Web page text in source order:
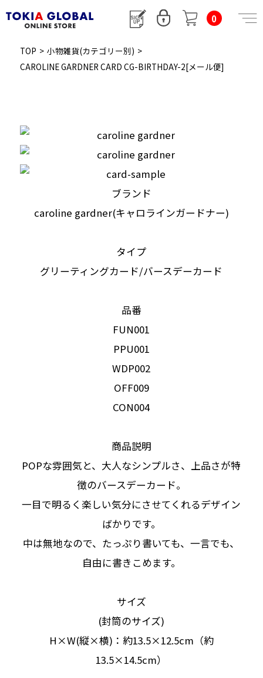
0
TOP > 小物雑貨(カテゴリー別) >
CAROLINE GARDNER CARD CG-BIRTHDAY-2[メール便]
ブランド
caroline gardner(キャロラインガードナー)
タイプ
グリーティングカード/バースデーカード
品番
FUN001
PPU001
WDP002
OFF009
CON004
商品説明
POPな雰囲気と、大人なシンプルさ、上品さが特
徴のバースデーカード。
一目で明るく楽しい気分にさせてくれるデザイン
ばかりです。
中は無地なので、たっぷり書いても、一言でも、
自由に書きこめます。
サイズ
(封筒のサイズ)
H×W(縦×横)：約13.5×12.5cm（約
13.5×14.5cm）